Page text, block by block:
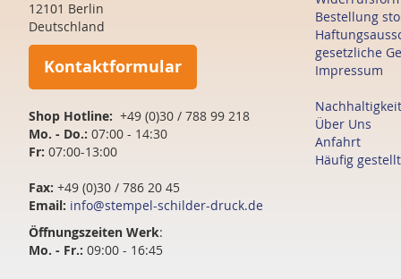
12101 Berlin
Deutschland
Kontaktformular
Shop Hotline: +49 (0)30 / 788 99 218
Mo. - Do.: 07:00 - 14:30
Fr: 07:00-13:00
Fax: +49 (0)30 / 786 20 45
Email: info@stempel-schilder-druck.de
Öffnungszeiten Werk:
Mo. - Fr.: 09:00 - 16:45
Bestellung
gesetzliche
Impressum
Nachhaltigkeit
Über Uns
Anfahrt
Häufig